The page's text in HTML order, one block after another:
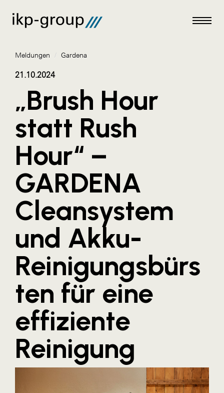
Meldungen
AKTUELLES
ACO
ALEX Krems
Amazon Web Services
Artweger
AustroCel Hallein
Blaguss
Bundesverband Sonnenschutztechnik
Cineplexx
Colmobil Austria
Controller Institut
Darbo
Designer Outlets Parndorf und Salzburg
DOMOFERM
Meldungen / Gardena
21.10.2024
„Brush Hour
statt Rush
Hour“ –
GARDENA
Cleansystem
und Akku-
Reinigungsbürs
ten für eine
effiziente
Reinigung